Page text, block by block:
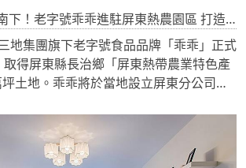
！老字號乖乖進駐屏東熱農園區 打造觀光工廠
地集團旗下老字號食品品牌「乖乖」正式
得屏東縣長治鄉「屏東熱帶農業特色產
土地。乖乖將於當地設立屏東分公司，
度將生產版圖拓展至南部，也是三地集
最具指標性的重磅投資。未來屏東廠將
中壢廠形成「北部＋南部」雙基地模式，